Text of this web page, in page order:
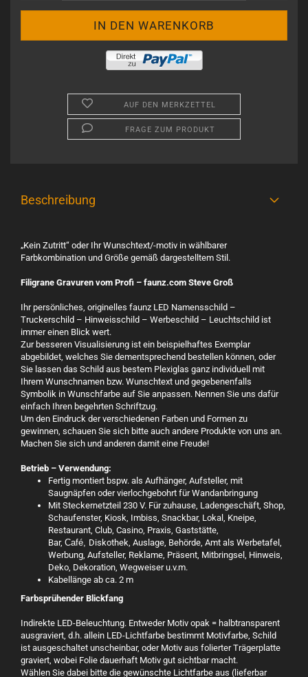
AUF DEN MERKZETTEL
FRAGE ZUM PRODUKT
Beschreibung
„Kein Zutritt“ oder Ihr Wunschtext/-motiv in wählbarer
Farbkombination und Größe gemäß dargestelltem Stil.
Filigrane Gravuren vom Profi – faunz.com Steve Groß
Ihr persönliches, originelles faunz LED Namensschild –
Truckerschild – Hinweisschild – Werbeschild – Leuchtschild ist
immer einen Blick wert.
Zur besseren Visualisierung ist ein beispielhaftes Exemplar
abgebildet, welches Sie dementsprechend bestellen können, oder
Sie lassen das Schild aus bestem Plexiglas ganz individuell mit
Ihrem Wunschnamen bzw. Wunschtext und gegebenenfalls
Symbolik in Wunschfarbe auf Sie anpassen. Nennen Sie uns dafür
einfach Ihren begehrten Schriftzug.
Um den Eindruck der verschiedenen Farben und Formen zu
gewinnen, schauen Sie sich bitte auch andere Produkte von uns an.
Machen Sie sich und anderen damit eine Freude!
Betrieb – Verwendung:
Fertig montiert bspw. als Aufhänger, Aufsteller, mit
Saugnäpfen oder vierlochgebohrt für Wandanbringung
Mit Steckernetzteil 230 V. Für zuhause, Ladengeschäft, Shop,
Schaufenster, Kiosk, Imbiss, Snackbar, Lokal, Kneipe,
Restaurant, Club, Casino, Praxis, Gaststätte,
Bar, Café, Diskothek, Auslage, Behörde, Amt als Werbetafel,
Werbung, Aufsteller, Reklame, Präsent, Mitbringsel, Hinweis,
Deko, Dekoration, Wegweiser u.v.m.
Kabellänge ab ca. 2 m
Farbsprühender Blickfang
Indirekte LED-Beleuchtung. Entweder Motiv opak = halbtransparent
ausgraviert, d.h. allein LED-Lichtfarbe bestimmt Motivfarbe, Schild
ist ausgeschaltet unscheinbar, oder Motiv aus folierter Trägerplatte
graviert, wobei Folie dauerhaft Motiv gut sichtbar macht.
Wählen Sie dabei bitte die gewünschte Lichtfarbe aus (lieferbar